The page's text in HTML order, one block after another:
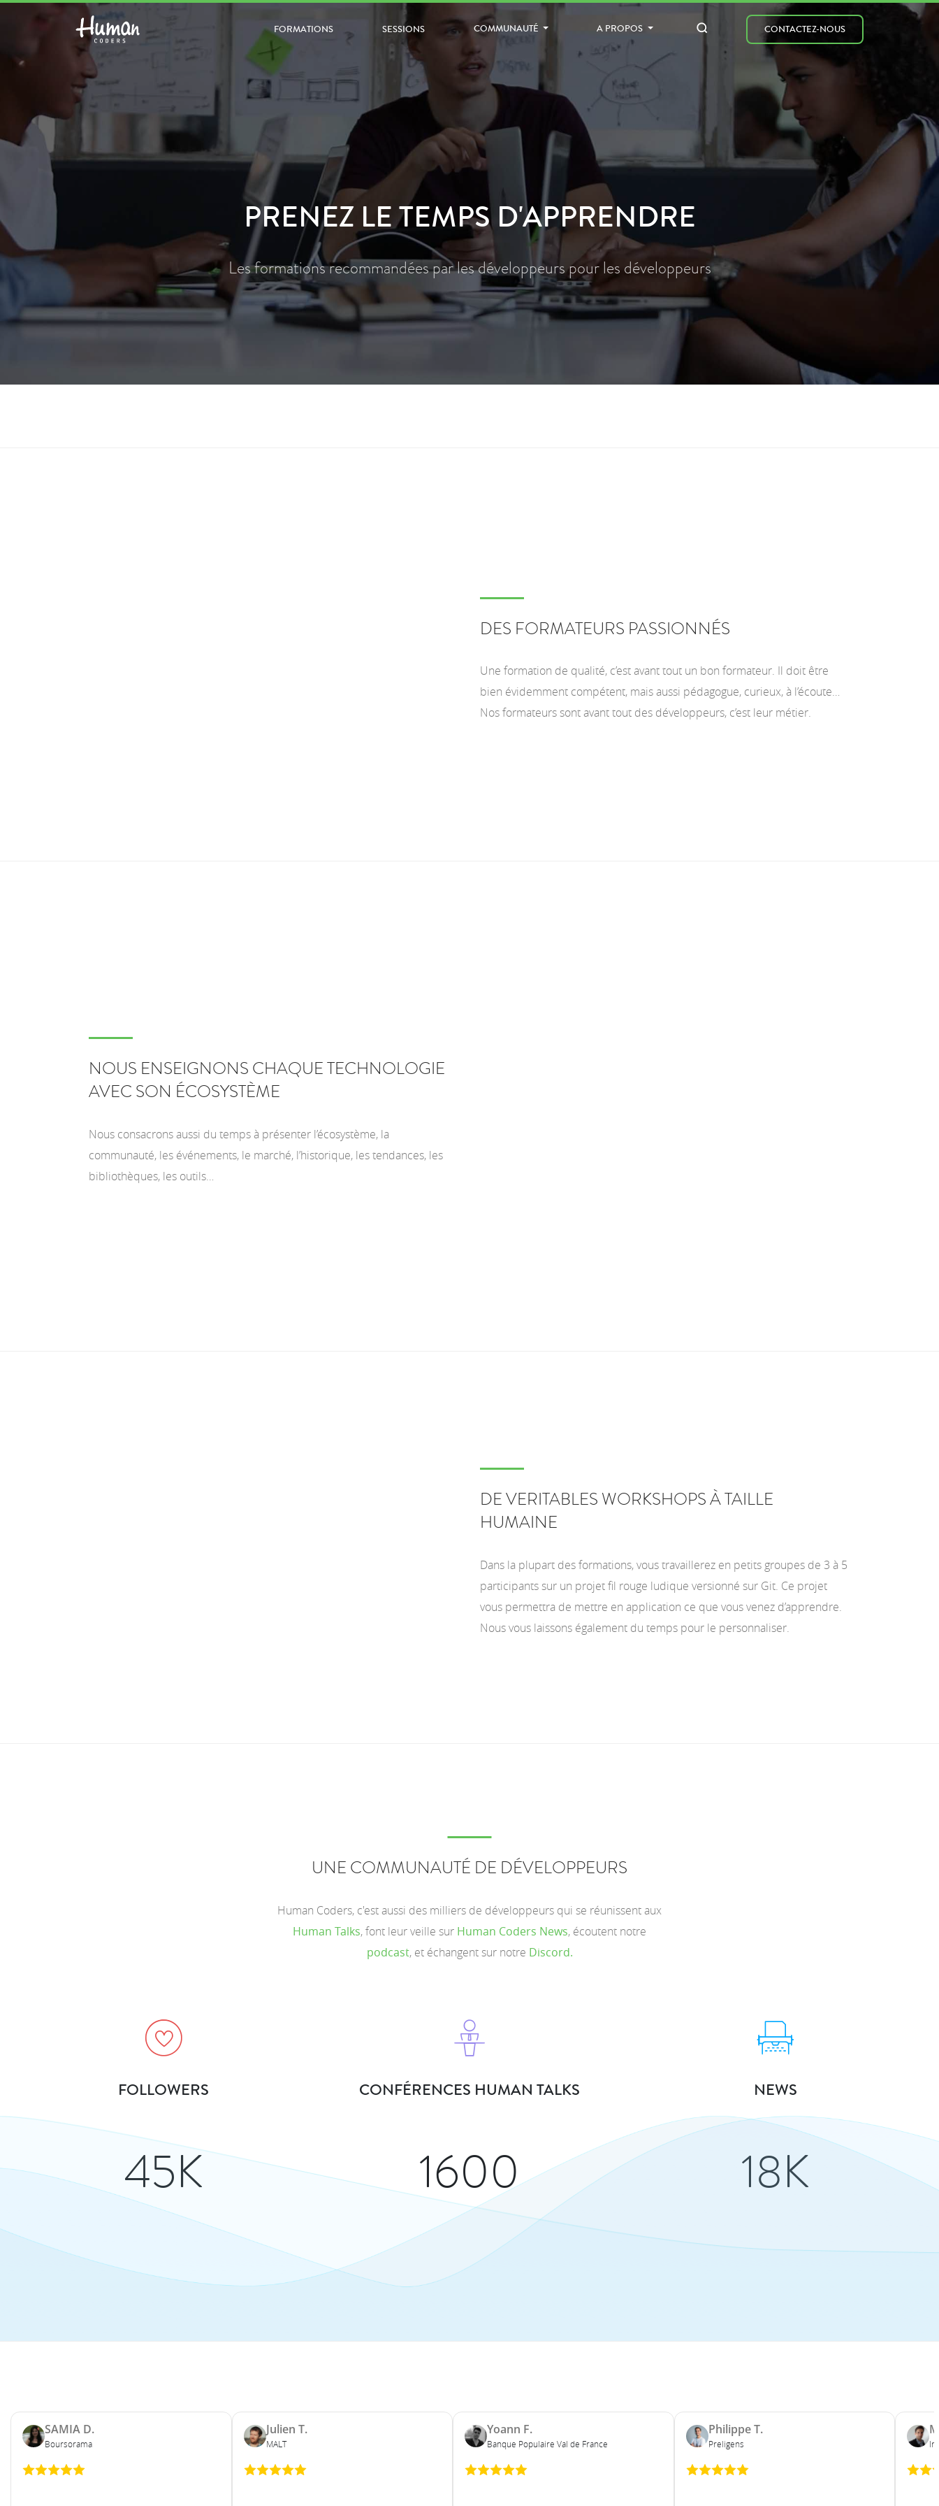
FORMATIONS SESSIONS COMMUNAUTÉ A PROPOS CONTACTEZ-NOUS
PRENEZ LE TEMPS D'APPRENDRE
Les formations recommandées par les développeurs pour les développeurs
DES FORMATEURS PASSIONNÉS
Une formation de qualité, c’est avant tout un bon formateur. Il doit être
bien évidemment compétent, mais aussi pédagogue, curieux, à l’écoute…
Nos formateurs sont avant tout des développeurs, c’est leur métier.
NOUS ENSEIGNONS CHAQUE TECHNOLOGIE
AVEC SON ÉCOSYSTÈME
Nous consacrons aussi du temps à présenter l’écosystème, la
communauté, les événements, le marché, l’historique, les tendances, les
bibliothèques, les outils…
DE VERITABLES WORKSHOPS À TAILLE
HUMAINE
Dans la plupart des formations, vous travaillerez en petits groupes de 3 à 5
participants sur un projet fil rouge ludique versionné sur Git. Ce projet
vous permettra de mettre en application ce que vous venez d’apprendre.
Nous vous laissons également du temps pour le personnaliser.
UNE COMMUNAUTÉ DE DÉVELOPPEURS
Human Coders, c'est aussi des milliers de développeurs qui se réunissent aux
Human Talks, font leur veille sur Human Coders News, écoutent notre
podcast, et échangent sur notre Discord.
FOLLOWERS
45K
CONFÉRENCES HUMAN TALKS
1600
NEWS
18K
SAMIA D.
Boursorama
Julien T.
MALT
Yoann F.
Banque Populaire Val de France
Philippe T.
Preligens